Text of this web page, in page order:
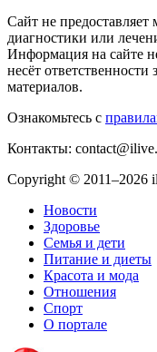
Сайт не
диагностики или
Информация на сайте
несёт ответственности
материалов.
Ознакомьтесь с
Контакты:
Copyright © 2011–2026
Новости
Здоровье
Семья и дети
Питание и диеты
Красота и мода
Отношения
Спорт
О портале